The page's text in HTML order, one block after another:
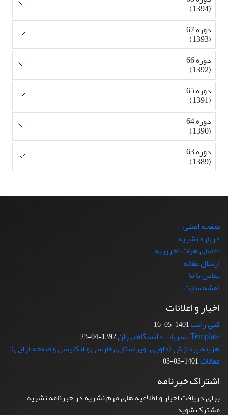
(1394)
دوره 67
(1393)
دوره 66
(1392)
دوره 65
(1391)
دوره 64
(1390)
دوره 63
(1389)
صفحه اصلی
درباره نشریه
اعضای هیات تحریریه
ارسال مقاله
تماس با ما
نقشه سایت
اخبار و اعلانات
کپی رایت1401-05-16
Template نشریات دانشگاه تهران 1392-04-23
هزینه پردازش (داوری، ویراستاری فارسی و انگلیسی و صفحه آرایی)
مقالات1401-03-03
اشتراک خبرنامه
برای دریافت اخبار و اطلاعیه های مهم نشریه در خبرنامه نشریه
مشترک شوید.